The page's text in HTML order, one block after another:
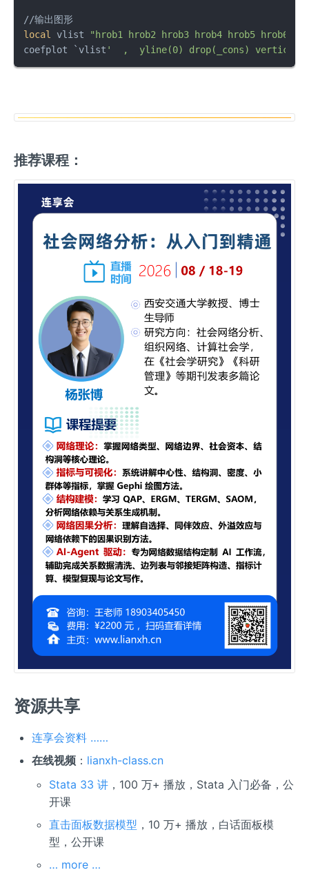
local
vlist
"hrob1 hrob2 hrob3 hrob4 hrob5 hrob6
coefplot `vlist
推荐课程：
资源共享
连享会资料 ……
在线视频： lianxh-class.cn
Stata 33 讲 ，100 万+ 播放，Stata 入门必备，公
开课
直击面板数据模型 ，10 万+ 播放，白话面板模
型，公开课
… more …